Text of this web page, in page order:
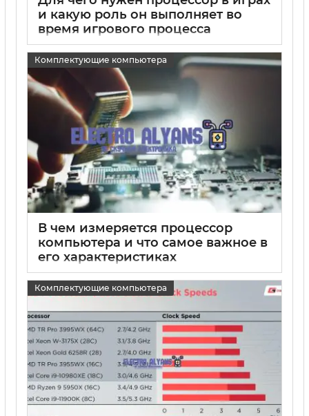
и какую роль он выполняет во
время игрового процесса
Комплектующие компьютера
В чем измеряется процессор
компьютера и что самое важное в
его характеристиках
Комплектующие компьютера